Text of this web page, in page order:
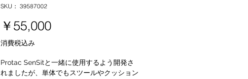
SKU： 39587002
￥55,000価
消費税込み
Protac SenSitと一緒に使用するよう開発さ
れましたが、単体でもスツールやクッション